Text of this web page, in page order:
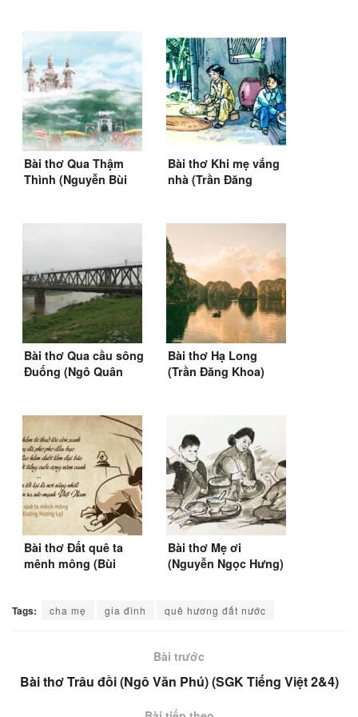
Bài thơ Qua Thậm
Thình (Nguyễn Bùi
Bài thơ Khi mẹ vắng
nhà (Trần Đăng
Bài thơ Qua cầu sông
Đuống (Ngô Quân
Bài thơ Hạ Long
(Trần Đăng Khoa)
Bài thơ Đất quê ta
mênh mông (Bùi
Bài thơ Mẹ ơi
(Nguyễn Ngọc Hưng)
Tags: cha mẹ gia đình quê hương đất nước
Bài trước
Bài thơ Trâu đồi (Ngô Văn Phú) (SGK Tiếng Việt 2&4)